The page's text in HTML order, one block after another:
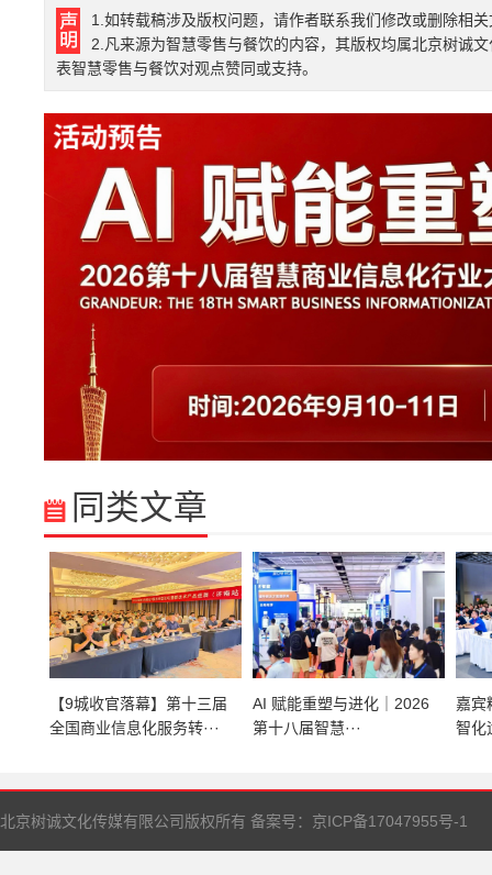
1.如转载稿涉及版权问题，请作者联系我们修改或删除相
2.凡来源为智慧零售与餐饮的内容，其版权均属北京树诚
表智慧零售与餐饮对观点赞同或支持。
同类文章
【9城收官落幕】第十三届
全国商业信息化服务转···
AI 赋能重塑与进化｜2026
第十八届智慧···
嘉宾
智化
北京树诚文化传媒有限公司版权所有 备案号： 京ICP备17047955号-1